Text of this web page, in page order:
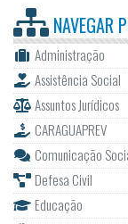
NAVEGAR
Administração
Assistência Social
Assuntos Jurídicos
CARAGUAPREV
Comunicação
Defesa Civil
Educação